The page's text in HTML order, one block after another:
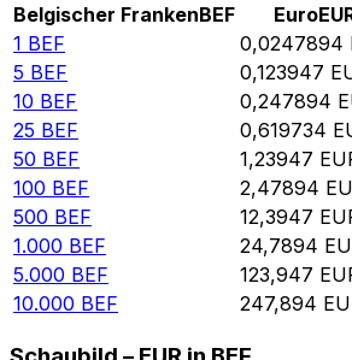
Belgischer FrankenBEF Euro
1 BEF 0,0247894
5 BEF 0,123947
10 BEF 0,247894
25 BEF 0,619734
50 BEF 1,23947
100 BEF 2,47894
500 BEF 12,3947
1.000 BEF 24,7894
5.000 BEF 123,947
10.000 BEF 247,894